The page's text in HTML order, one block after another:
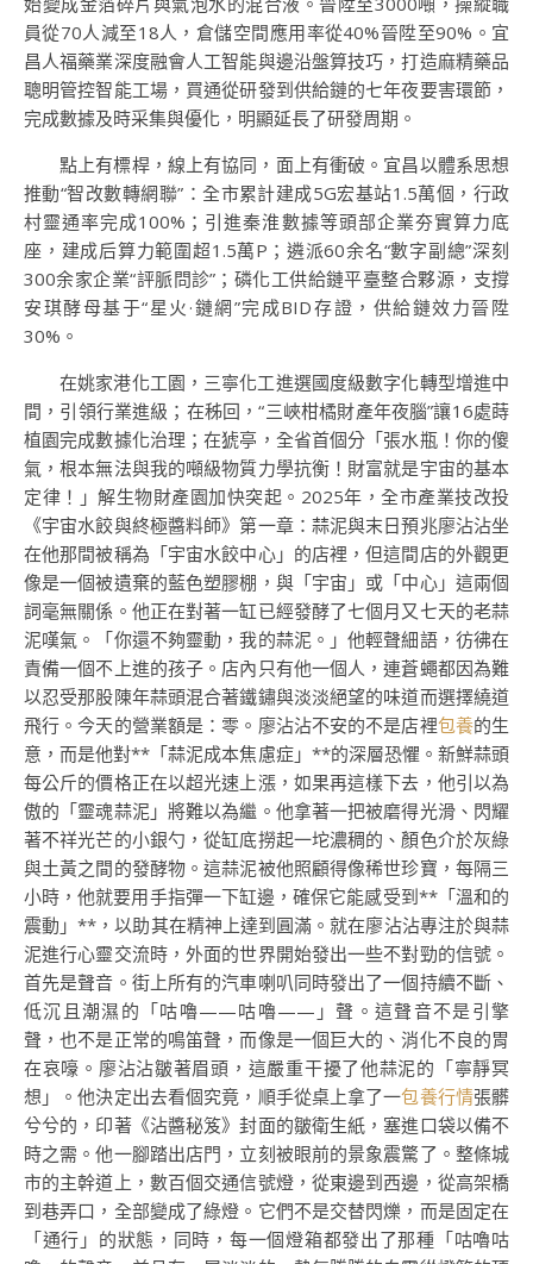
員從70人減至18人，倉儲空間應用率從40%晉陞至90%。宜
昌人福藥業深度融會人工智能與邊沿盤算技巧，打造麻精藥品
聰明管控智能工場，買通從研發到供給鏈的七年夜要害環節，
完成數據及時采集與優化，明顯延長了研發周期。
點上有標桿，線上有協同，面上有衝破。宜昌以體系思想
推動“智改數轉網聯”：全市累計建成5G宏基站1.5萬個，行政
村靈通率完成100%；引進秦淮數據等頭部企業夯實算力底
座，建成后算力範圍超1.5萬P；遴派60余名“數字副總”深刻
300余家企業“評脈問診”；磷化工供給鏈平臺整合夥源，支撐
安琪酵母基于“星火·鏈網”完成BID存證，供給鏈效力晉陞
30%。
在姚家港化工園，三寧化工進選國度級數字化轉型增進中
間，引領行業進級；在秭回，“三峽柑橘財產年夜腦”讓16處蒔
植園完成數據化治理；在猇亭，全省首個分「張水瓶！你的傻
氣，根本無法與我的噸級物質力學抗衡！財富就是宇宙的基本
定律！」解生物財產園加快突起。2025年，全市產業技改投
《宇宙水餃與終極醬料師》第一章：蒜泥與末日預兆廖沾沾坐
在他那間被稱為「宇宙水餃中心」的店裡，但這間店的外觀更
像是一個被遺棄的藍色塑膠棚，與「宇宙」或「中心」這兩個
詞毫無關係。他正在對著一缸已經發酵了七個月又七天的老蒜
泥嘆氣。「你還不夠靈動，我的蒜泥。」他輕聲細語，彷彿在
責備一個不上進的孩子。店內只有他一個人，連蒼蠅都因為難
以忍受那股陳年蒜頭混合著鐵鏽與淡淡絕望的味道而選擇繞道
飛行。今天的營業額是：零。廖沾沾不安的不是店裡包養的生
意，而是他對**「蒜泥成本焦慮症」**的深層恐懼。新鮮蒜頭
每公斤的價格正在以超光速上漲，如果再這樣下去，他引以為
傲的「靈魂蒜泥」將難以為繼。他拿著一把被磨得光滑、閃耀
著不祥光芒的小銀勺，從缸底撈起一坨濃稠的、顏色介於灰綠
與土黃之間的發酵物。這蒜泥被他照顧得像稀世珍寶，每隔三
小時，他就要用手指彈一下缸邊，確保它能感受到**「溫和的
震動」**，以助其在精神上達到圓滿。就在廖沾沾專注於與蒜
泥進行心靈交流時，外面的世界開始發出一些不對勁的信號。
首先是聲音。街上所有的汽車喇叭同時發出了一個持續不斷、
低沉且潮濕的「咕嚕——咕嚕——」聲。這聲音不是引擎
聲，也不是正常的鳴笛聲，而像是一個巨大的、消化不良的胃
在哀嚎。廖沾沾皺著眉頭，這嚴重干擾了他蒜泥的「寧靜冥
想」。他決定出去看個究竟，順手從桌上拿了一包養行情張髒
兮兮的，印著《沾醬秘笈》封面的皺衛生紙，塞進口袋以備不
時之需。他一腳踏出店門，立刻被眼前的景象震驚了。整條城
市的主幹道上，數百個交通信號燈，從東邊到西邊，從高架橋
到巷弄口，全部變成了綠燈。它們不是交替閃爍，而是固定在
「通行」的狀態，同時，每一個燈箱都發出了那種「咕嚕咕